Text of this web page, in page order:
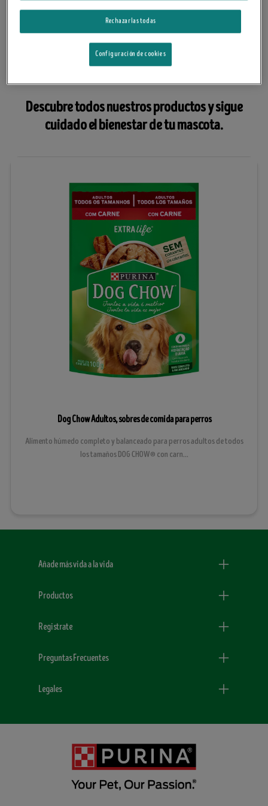
Descubre todos nuestros productos y sigue
cuidado el bienestar de tu mascota.
Dog Chow Adultos, sobres de comida para perros
Alimento húmedo completo y balanceado para perros adultos de todos
los tamaños DOG CHOW® con carn...
Añade más vida a la vida
Productos
Registrate
Preguntas Frecuentes
Legales
Rechazarlas todas
Configuración de cookies